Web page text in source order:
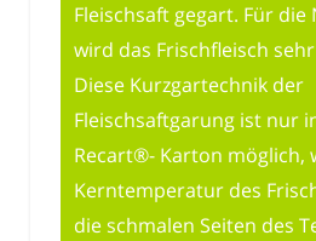
Fleischsaft gegart. Für
wird das Frischfleisch
Diese Kurzgartechnik der
Fleischsaftgarung ist nur
Recart®- Karton möglich,
Kerntemperatur des
die schmalen Seiten des